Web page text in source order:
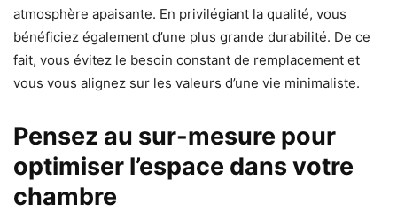
atmosphère apaisante. En privilégiant la qualité, vous
bénéficiez également d’une plus grande durabilité. De ce
fait, vous évitez le besoin constant de remplacement et
vous vous alignez sur les valeurs d’une vie minimaliste.
Pensez au sur-mesure pour
optimiser l’espace dans votre
chambre